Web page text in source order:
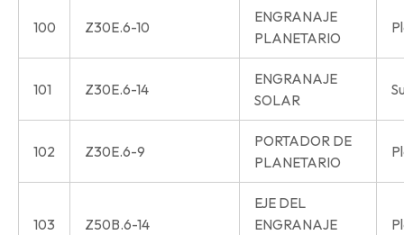
100 Z30E.6-10
ENGRANAJE
PLANETARIO
101 Z30E.6-14
ENGRANAJE
SOLAR
102 Z30E.6-9
PORTADOR DE
PLANETARIO
103 Z50B.6-14
EJE DEL
ENGRANAJE